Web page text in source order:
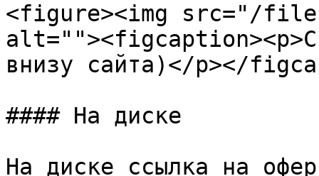
<figure><img src="/files/
внизу сайта)</p></
#### На диске
На диске ссылка на